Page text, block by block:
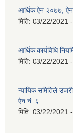
आर्थिक ऐन २०७७,
मिति: 03/22/2021
आर्थिक कार्यविधि
मिति: 03/22/2021
न्यायिक समितिले
ऐन नं. ६
मिति: 03/22/2021